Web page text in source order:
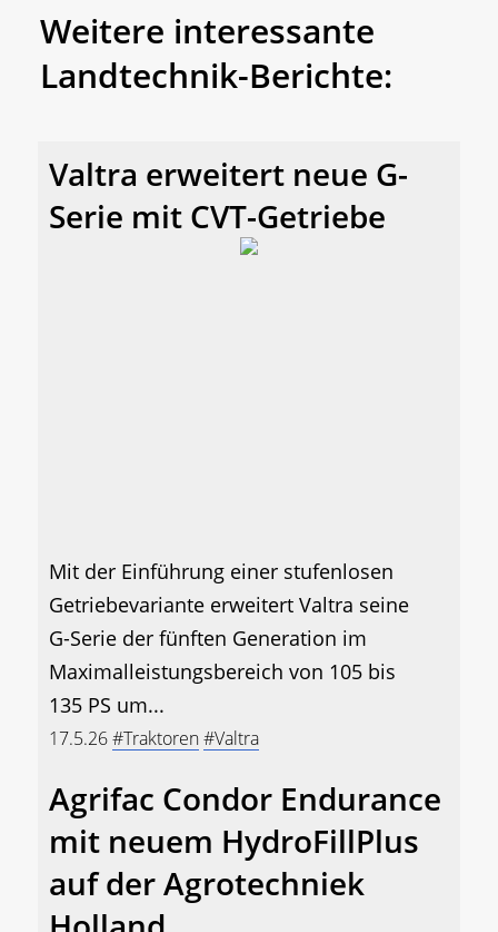
Weitere interessante
Landtechnik-Berichte:
Valtra erweitert neue G-
Serie mit CVT-Getriebe
Mit der Einführung einer stufenlosen
Getriebevariante erweitert Valtra seine
G-Serie der fünften Generation im
Maximalleistungsbereich von 105 bis
135 PS um...
17.5.26#Traktoren#Valtra
Agrifac Condor Endurance
mit neuem HydroFillPlus
auf der Agrotechniek